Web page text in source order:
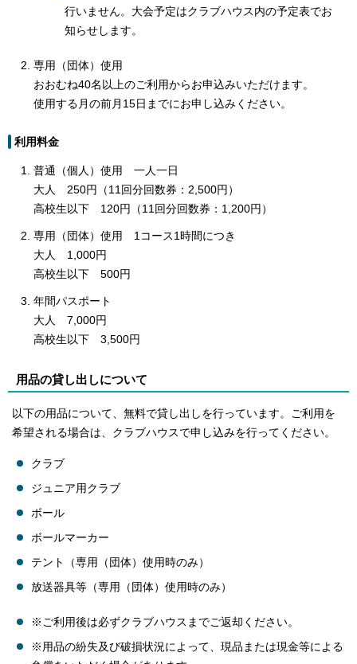
行いません。大会予定はクラブハウス内の予定表でお
知らせします。
専用（団体）使用
おおむね40名以上のご利用からお申込みいただけます。
使用する月の前月15日までにお申し込みください。
利用料金
普通（個人）使用 一人一日
大人 250円（11回分回数券：2,500円）
高校生以下 120円（11回分回数券：1,200円）
専用（団体）使用 1コース1時間につき
大人 1,000円
高校生以下 500円
年間パスポート
大人 7,000円
高校生以下 3,500円
用品の貸し出しについて
以下の用品について、無料で貸し出しを行っています。ご利用を
希望される場合は、クラブハウスで申し込みを行ってください。
クラブ
ジュニア用クラブ
ボール
ボールマーカー
テント（専用（団体）使用時のみ）
放送器具等（専用（団体）使用時のみ）
※ご利用後は必ずクラブハウスまでご返却ください。
※用品の紛失及び破損状況によって、現品または現金等による